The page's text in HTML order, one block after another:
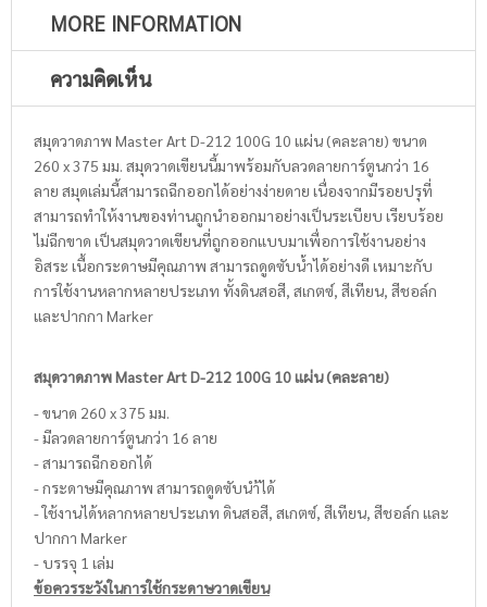
MORE INFORMATION
ความคิดเห็น
สมุดวาดภาพ Master Art D-212 100G 10 แผ่น (คละลาย) ขนาด
260 x 375 มม. สมุดวาดเขียนนี้มาพร้อมกับลวดลายการ์ตูนกว่า 16
ลาย สมุดเล่มนี้สามารถฉีกออกได้อย่างง่ายดาย เนื่องจากมีรอยปรุที่
สามารถทำให้งานของท่านถูกนำออกมาอย่างเป็นระเบียบ เรียบร้อย
ไม่ฉีกขาด เป็นสมุดวาดเขียนที่ถูกออกแบบมาเพื่อการใช้งานอย่าง
อิสระ เนื้อกระดาษมีคุณภาพ สามารถดูดซับน้ำได้อย่างดี เหมาะกับ
การใช้งานหลากหลายประเภท ทั้งดินสอสี, สเกตซ์, สีเทียน, สีชอล์ก
และปากกา Marker
สมุดวาดภาพ Master Art D-212 100G 10 แผ่น (คละลาย)
- ขนาด 260 x 375 มม.
- มีลวดลายการ์ตูนกว่า 16 ลาย
- สามารถฉีกออกได้
- กระดาษมีคุณภาพ สามารถดูดซับนำ้ได้
- ใช้งานได้หลากหลายประเภท ดินสอสี, สเกตซ์, สีเทียน, สีชอล์ก และ
ปากกา Marker
- บรรจุ 1 เล่ม
ข้อควรระวังในการใช้กระดาษวาดเขียน